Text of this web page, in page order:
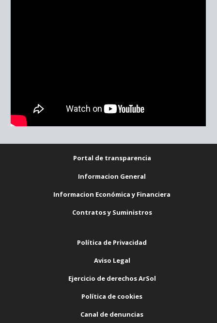
Portal de transparencia
Informacion General
Informacion Económica y Financiera
Contratos y Suministros
Política de Privacidad
Aviso Legal
Ejercicio de derechos ArSol
Política de cookies
Canal de denuncias